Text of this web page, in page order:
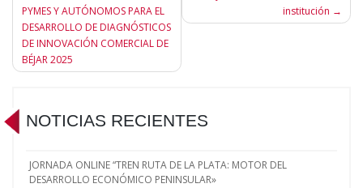
entradas
PYMES Y AUTÓNOMOS PARA EL
DESARROLLO DE DIAGNÓSTICOS
DE INNOVACIÓN COMERCIAL DE
BÉJAR 2025
institución
NOTICIAS RECIENTES
JORNADA ONLINE “TREN RUTA DE LA PLATA: MOTOR DEL
DESARROLLO ECONÓMICO PENINSULAR»